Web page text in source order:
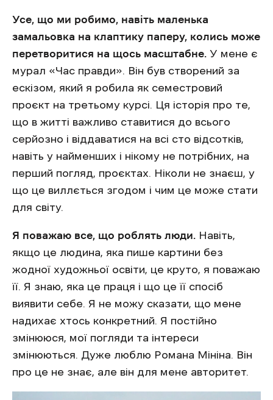
Усе, що ми робимо, навіть маленька
замальовка на клаптику паперу, колись може
перетворитися на щось масштабне. У мене є
мурал «Час правди». Він був створений за
ескізом, який я робила як семестровий
проєкт на третьому курсі. Ця історія про те,
що в житті важливо ставитися до всього
серйозно і віддаватися на всі сто відсотків,
навіть у найменших і нікому не потрібних, на
перший погляд, проєктах. Ніколи не знаєш, у
що це виллється згодом і чим це може стати
для світу.
Я поважаю все, що роблять люди. Навіть,
якщо це людина, яка пише картини без
жодної художньої освіти, це круто, я поважаю
її. Я знаю, яка це праця і що це її спосіб
виявити себе. Я не можу сказати, що мене
надихає хтось конкретний. Я постійно
змінююся, мої погляди та інтереси
змінюються. Дуже люблю Романа Мініна. Він
про це не знає, але він для мене авторитет.